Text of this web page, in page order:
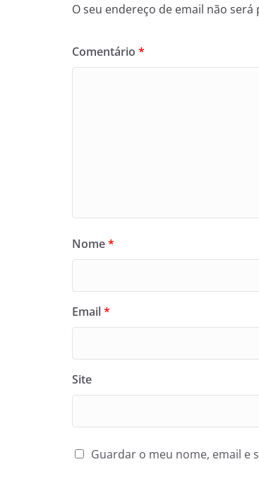
O seu endereço de email não será
Comentário *
Nome*
Email*
Site
Guardar o meu nome, email e